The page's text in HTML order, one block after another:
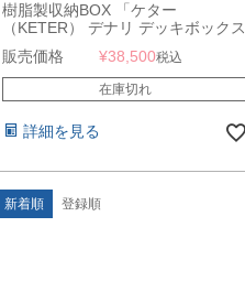
樹脂製収納BOX 「ケター
（KETER） デナリ デッキボックス
（DENALI DECK BOX） 380L」
販売価格 ¥38,500税込
在庫切れ
詳細を見る
新着順 登録順